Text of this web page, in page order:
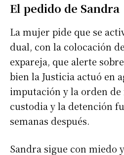
El pedido de Sandra
La mujer pide que se
dual, con la colocación
expareja, que alerte
bien la Justicia actuó en
imputación y la orden
custodia y la detención
semanas después.
Sandra sigue con miedo